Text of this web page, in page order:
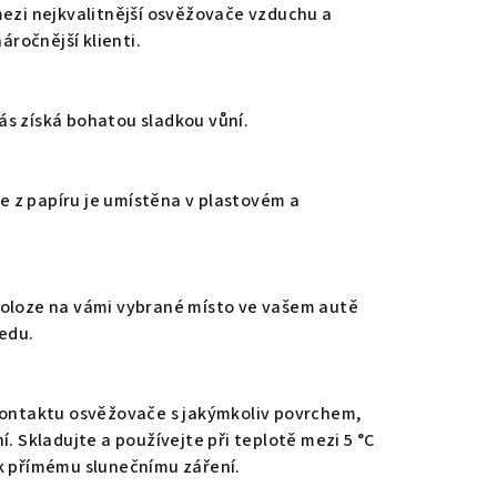
nejkvalitnější osvěžovače vzduchu a
klienti.
získá bohatou sladkou vůní.
z papíru je umístěna v plastovém a
na vámi vybrané místo ve vašem autě
osvěžovače s jakýmkoliv povrchem,
Skladujte a používejte při teplotě mezi 5 °C
přímému slunečnímu záření.